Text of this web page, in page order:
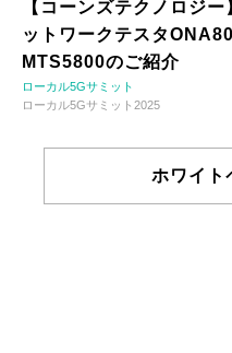
【コーンズテクノロジ
ットワークテスタ
MTS5800のご紹介
ローカル5Gサミット
ローカル5Gサミット2025
ホワイト